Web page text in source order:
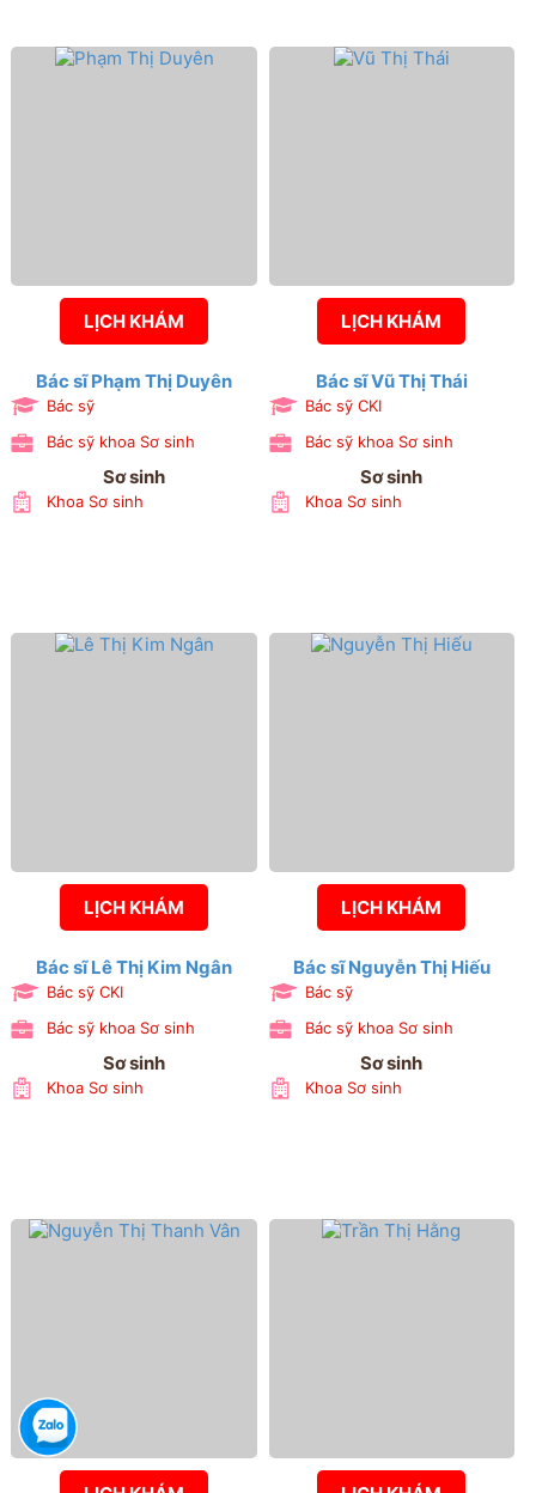
LỊCH KHÁM
Bác sĩ Phạm Thị Duyên
Bác sỹ
Bác sỹ khoa Sơ sinh
Sơ sinh
Khoa Sơ sinh
LỊCH KHÁM
Bác sĩ Vũ Thị Thái
Bác sỹ CKI
Bác sỹ khoa Sơ sinh
Sơ sinh
Khoa Sơ sinh
LỊCH KHÁM
Bác sĩ Lê Thị Kim Ngân
Bác sỹ CKI
Bác sỹ khoa Sơ sinh
Sơ sinh
Khoa Sơ sinh
LỊCH KHÁM
Bác sĩ Nguyễn Thị Hiếu
Bác sỹ
Bác sỹ khoa Sơ sinh
Sơ sinh
Khoa Sơ sinh